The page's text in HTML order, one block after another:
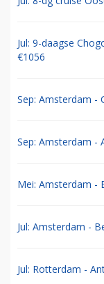
Jul: 9-daagse
€1056
Sep: Amsterdam -
Sep: Amsterdam -
Mei: Amsterdam -
Jul: Amsterdam -
Jul: Rotterdam -